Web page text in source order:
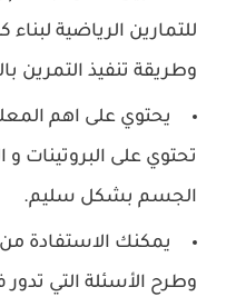
للتمارين الرياضية
وطريقة تنفيذ التمرين
‏يحتوي على اهم
تحتوي على البروتينات و
الجسم بشكل سليم.
‏يمكنك الاستفادة
وطرح الأسئلة التي